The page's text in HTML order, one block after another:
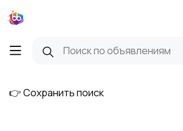
👉 Сохранить поиск